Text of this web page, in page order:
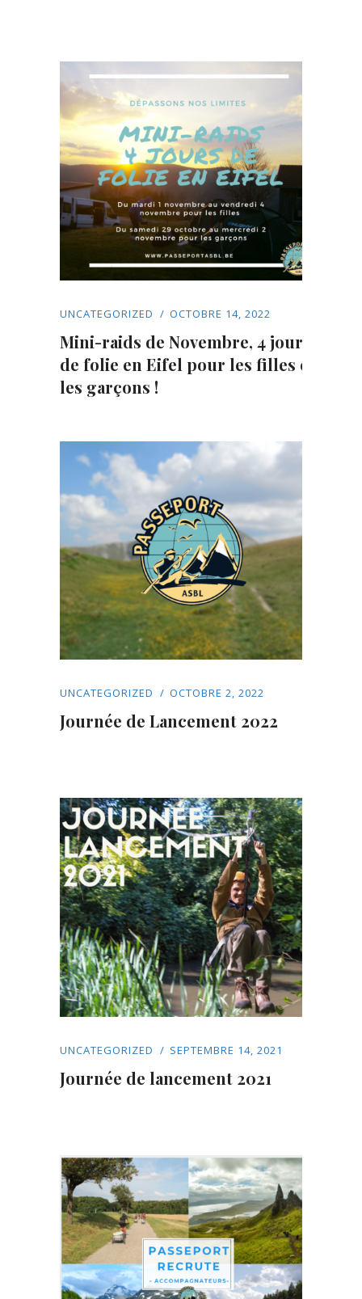
UNCATEGORIZED OCTOBRE 14, 2022
Mini-raids de Novembre, 4 jours
de folie en Eifel pour les filles et
les garçons !
UNCATEGORIZED OCTOBRE 2, 2022
Journée de Lancement 2022
UNCATEGORIZED SEPTEMBRE 14, 2021
Journée de lancement 2021